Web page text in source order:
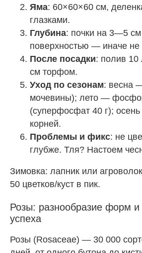
Яма: 60×60×60 см,
глазками.
Глубина: почки на 3—5
поверхностью — иначе не
После посадки: полив 10
см торфом.
Уход по сезонам: весна
мочевины); лето —
(суперфосфат 40 г);
корней.
Проблемы и фикс: не
глубже. Тля? Настоем
Зимовка: лапник или
50 цветков/куст в пик.
Розы: разнообразие форм и
успеха
Розы (Rosaceae) — 30 000